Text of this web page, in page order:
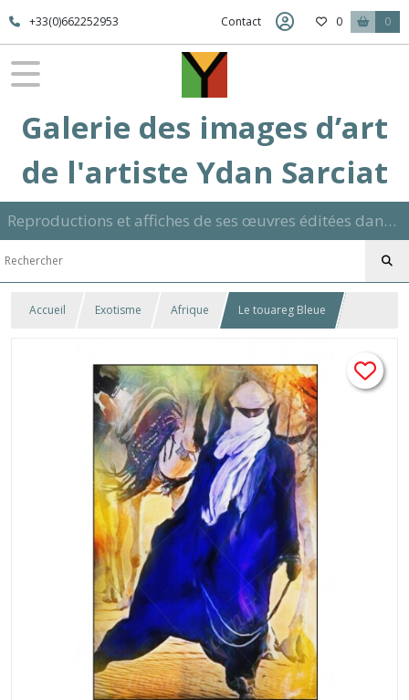
+33(0)662252953 Contact 0 0
Galerie des images d’art
de l'artiste Ydan Sarciat
Reproductions et affiches de ses œuvres éditées dans son atelier sur papier ou toile dans différents formats et signées manuscrite
Accueil Exotisme Afrique Le touareg Bleue